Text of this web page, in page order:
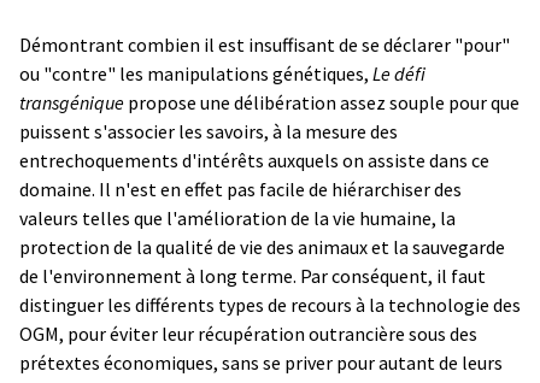
Démontrant combien il est insuffisant de se déclarer "pour"
ou "contre" les manipulations génétiques, Le défi
transgénique propose une délibération assez souple pour que
puissent s'associer les savoirs, à la mesure des
entrechoquements d'intérêts auxquels on assiste dans ce
domaine. Il n'est en effet pas facile de hiérarchiser des
valeurs telles que l'amélioration de la vie humaine, la
protection de la qualité de vie des animaux et la sauvegarde
de l'environnement à long terme. Par conséquent, il faut
distinguer les différents types de recours à la technologie des
OGM, pour éviter leur récupération outrancière sous des
prétextes économiques, sans se priver pour autant de leurs